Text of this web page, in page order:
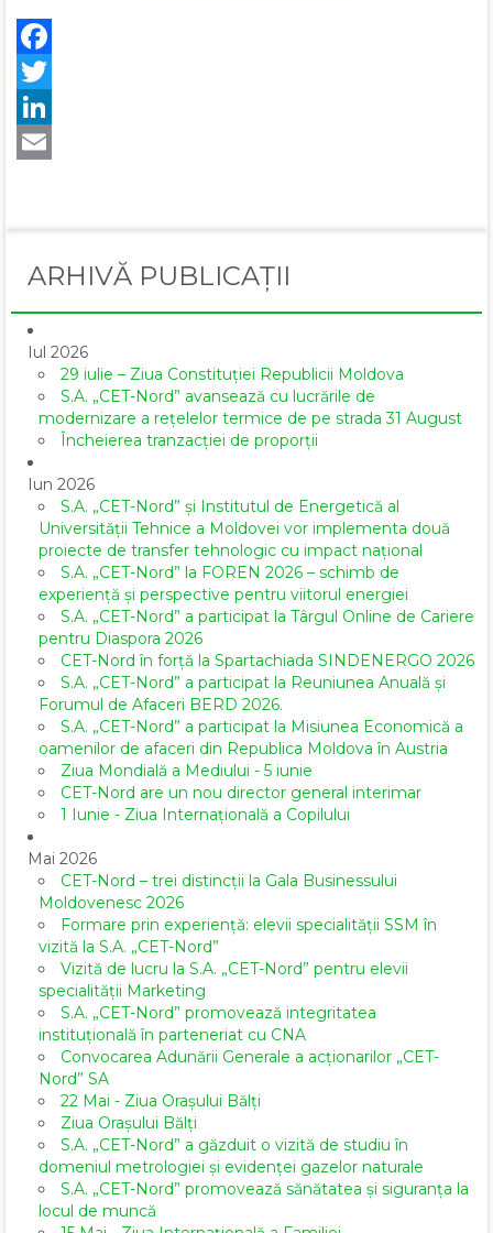
ARHIVĂ PUBLICAȚII
Iul 2026
29 iulie – Ziua Constituției Republicii Moldova
S.A. „CET-Nord” avansează cu lucrările de
modernizare a rețelelor termice de pe strada 31 August
Încheierea tranzacției de proporții
Iun 2026
S.A. „CET-Nord” și Institutul de Energetică al
Universității Tehnice a Moldovei vor implementa două
proiecte de transfer tehnologic cu impact național
S.A. „CET-Nord” la FOREN 2026 – schimb de
experiență și perspective pentru viitorul energiei
S.A. „CET-Nord” a participat la Târgul Online de Cariere
pentru Diaspora 2026
CET-Nord în forță la Spartachiada SINDENERGO 2026
S.A. „CET-Nord” a participat la Reuniunea Anuală și
Forumul de Afaceri BERD 2026.
S.A. „CET-Nord” a participat la Misiunea Economică a
oamenilor de afaceri din Republica Moldova în Austria
Ziua Mondială a Mediului - 5 iunie
CET-Nord are un nou director general interimar
1 Iunie - Ziua Internațională a Copilului
Mai 2026
CET-Nord – trei distincții la Gala Businessului
Moldovenesc 2026
Formare prin experiență: elevii specialității SSM în
vizită la S.A. „CET-Nord”
Vizită de lucru la S.A. „CET-Nord” pentru elevii
specialității Marketing
S.A. „CET-Nord” promovează integritatea
instituțională în parteneriat cu CNA
Convocarea Adunării Generale a acționarilor „CET-
Nord” SA
22 Mai - Ziua Orașului Bălți
Ziua Orașului Bălți
S.A. „CET-Nord” a găzduit o vizită de studiu în
domeniul metrologiei și evidenței gazelor naturale
S.A. „CET-Nord” promovează sănătatea și siguranța la
locul de muncă